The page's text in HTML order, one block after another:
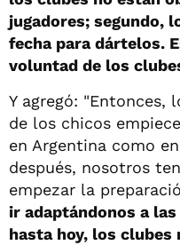
jugadores; segundo,
fecha para dártelos.
voluntad de los
Y agregó: "Entonces,
de los chicos
en Argentina como
después, nosotros
empezar la
ir adaptándonos a
hasta hoy, los clubes